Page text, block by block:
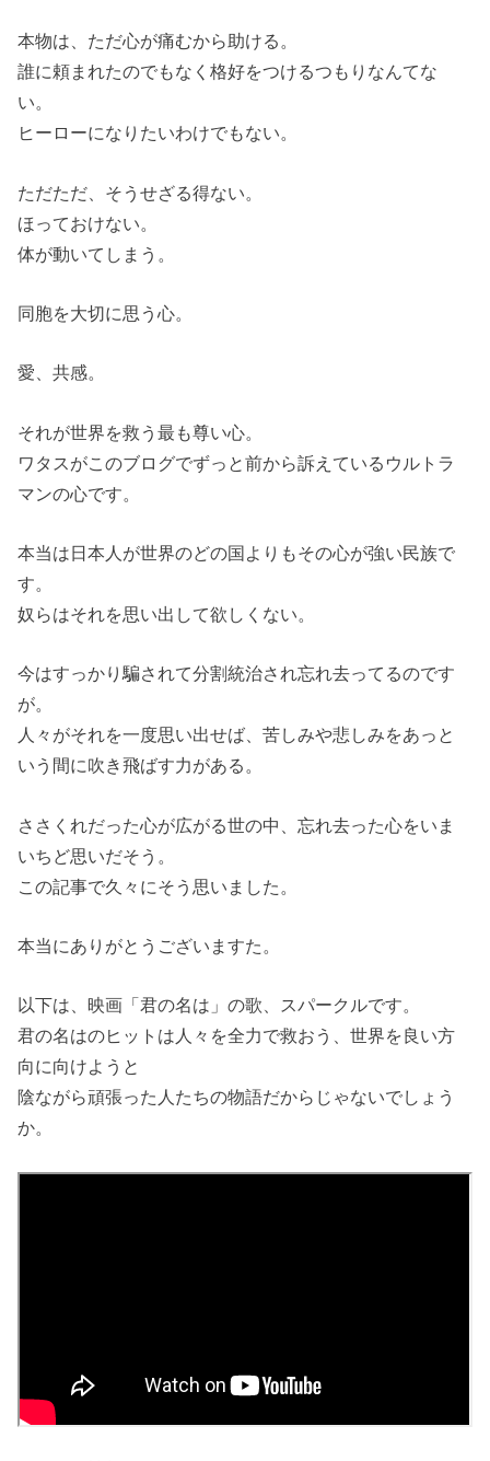
本物は、ただ心が痛むから助ける。
誰に頼まれたのでもなく格好をつけるつもりなんてな
い。
ヒーローになりたいわけでもない。
ただただ、そうせざる得ない。
ほっておけない。
体が動いてしまう。
同胞を大切に思う心。
愛、共感。
それが世界を救う最も尊い心。
ワタスがこのブログでずっと前から訴えているウルトラ
マンの心です。
本当は日本人が世界のどの国よりもその心が強い民族で
す。
奴らはそれを思い出して欲しくない。
今はすっかり騙されて分割統治され忘れ去ってるのです
が。
人々がそれを一度思い出せば、苦しみや悲しみをあっと
いう間に吹き飛ばす力がある。
ささくれだった心が広がる世の中、忘れ去った心をいま
いちど思いだそう。
この記事で久々にそう思いました。
本当にありがとうございますた。
以下は、映画「君の名は」の歌、スパークルです。
君の名はのヒットは人々を全力で救おう、世界を良い方
向に向けようと
陰ながら頑張った人たちの物語だからじゃないでしょう
か。